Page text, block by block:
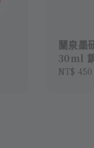
蘭泉墨
30ml
Regular
NT$ 450